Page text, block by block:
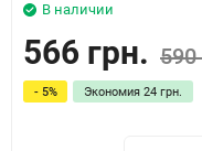
В наличии
566 грн. 590
- 5% Экономия 24 грн.